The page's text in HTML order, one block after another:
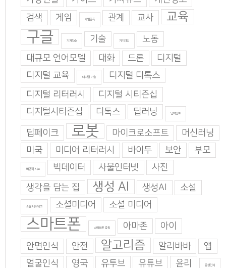
검색
게임 게임중독 관계 교사 교육
구글 기계학습 기술 기지과인
노동
대규모 언어모델
대화 드론
디지털
디지털 교육
디지털 기술
디지털 디톡스
디지털 리터러시
디지털 시티즌십
디지털시티즌십
디톡스 딥러닝 딥마인드
딥페이크 로봇 마이크로소프트
머신러닝
미국
미디어 리터러시 바이두 보안 부모
비판적 사고 빅데이터 사물인터넷
사진
생각을 담는 집
생성 AI 생성AI 소설
소셜 네트워크 소셜미디어 소셜 미디어
스마트폰 스마트폰 중독 아마존
아이
안면인식
안전 알고리즘 알리바바
앱
얼굴인식
영국 유투브 유튜브 윤리 음성인식